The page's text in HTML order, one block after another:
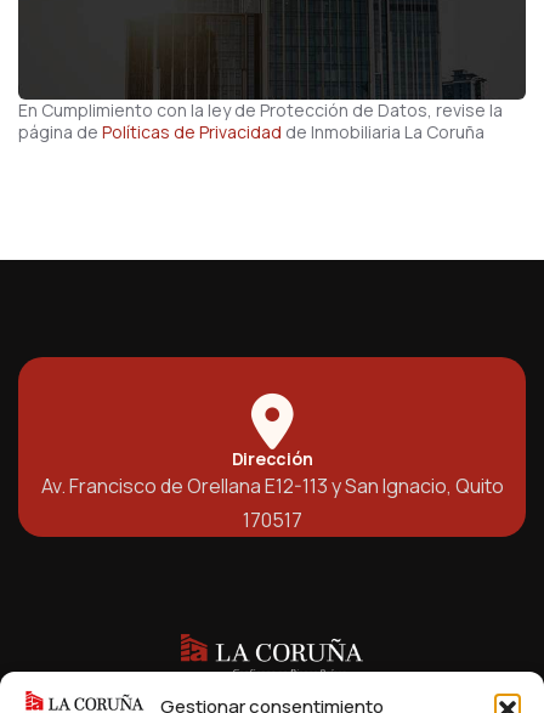
Gestionar consentimiento
En Cumplimiento con la ley de Protección de Datos, revise la
página de Políticas de Privacidad de Inmobiliaria La Coruña
Dirección
Av. Francisco de Orellana E12-113 y San Ignacio, Quito
170517